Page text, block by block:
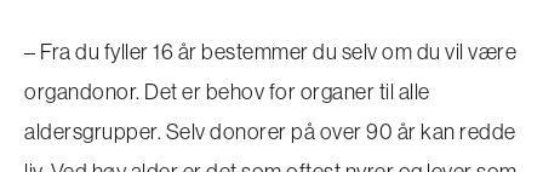
– Fra du fyller 16 år bestemmer du selv om du vil være
organdonor. Det er behov for organer til alle
aldersgrupper. Selv donorer på over 90 år kan redde